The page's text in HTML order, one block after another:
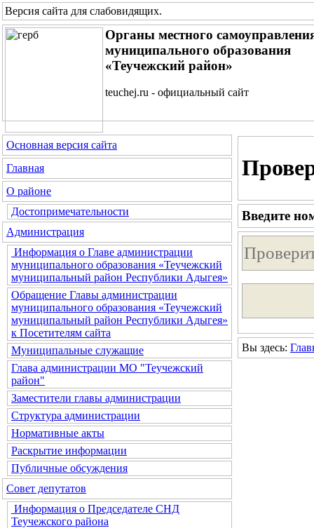
Версия сайта для слабовидящих.
Органы местного
муниципального образования
«Теучежский район»
teuchej.ru - официальный сайт
Основная версия сайта
Главная
О районе
Достопримечательности
Администрация
Информация о Главе администрации
муниципального образования «Теучежский
муниципальный район Республики Адыгея»
Обращение Главы администрации
муниципального образования «Теучежский
муниципальный район Республики Адыгея»
к Посетителям сайта
Муниципальные служащие
Глава администрации МО "Теучежский
район"
Заместители главы администрации
Структура администрации
Нормативные акты
Раскрытие информации
Публичные обсуждения
Совет депутатов
Информация о Председателе СНД
Теучежского района
Введите
Вы здесь: